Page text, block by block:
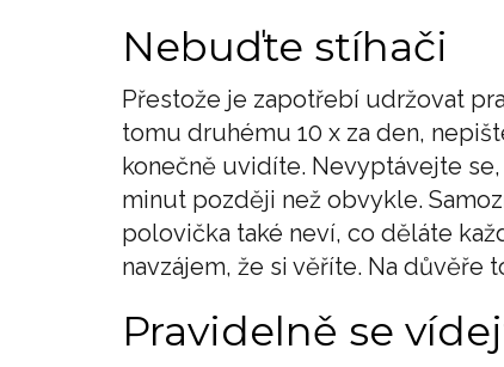
Nebuďte stíhači
Přestože je zapotřebí udržovat
tomu druhému 10 x za den,
konečně uvidíte. Nevyptávejte
minut později než obvykle.
polovička také neví, co děláte
navzájem, že si věříte. Na důvěře
Pravidelně se